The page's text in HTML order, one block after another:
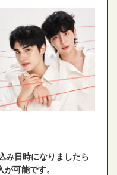
み日時になりましたら
可能です。